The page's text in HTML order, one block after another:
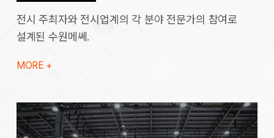
전시 주최자와 전시업계의 각 분야 전문가의 참여로
설계된 수원메쎄.
MORE +